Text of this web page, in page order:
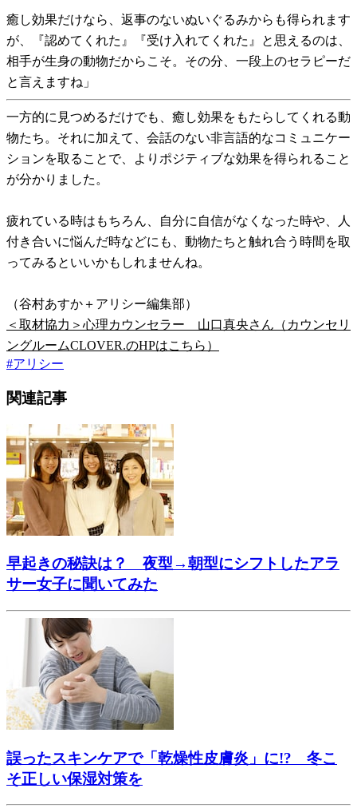
癒し効果だけなら、返事のないぬいぐるみからも得られます
が、『認めてくれた』『受け入れてくれた』と思えるのは、
相手が生身の動物だからこそ。その分、一段上のセラピーだ
と言えますね」
一方的に見つめるだけでも、癒し効果をもたらしてくれる動
物たち。それに加えて、会話のない非言語的なコミュニケー
ションを取ることで、よりポジティブな効果を得られること
が分かりました。
疲れている時はもちろん、自分に自信がなくなった時や、人
付き合いに悩んだ時などにも、動物たちと触れ合う時間を取
ってみるといいかもしれませんね。
（谷村あすか＋アリシー編集部）
＜取材協力＞心理カウンセラー 山口真央さん（カウンセリ
ングルームCLOVER.のHPはこちら）
#アリシー
関連記事
早起きの秘訣は？ 夜型→朝型にシフトしたアラ
サー女子に聞いてみた
誤ったスキンケアで「乾燥性皮膚炎」に!? 冬こ
そ正しい保湿対策を